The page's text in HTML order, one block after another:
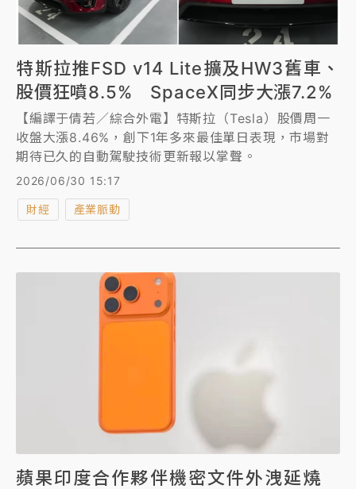
特斯拉推FSD v14 Lite擴及HW3舊車、
股價狂噴8.5% SpaceX同步大漲7.2%
【編譯于倩若／綜合外電】特斯拉（Tesla）股價周一
收盤大漲8.46%，創下1年多來最佳單日表現，市場對
期待已久的自動駕駛技術更新報以掌聲。
2026/06/30 15:17
財經 產業脈動
蘋果印度合作夥伴機密文件外洩延燒